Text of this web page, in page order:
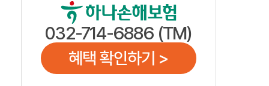
032-714-6886 (TM)
혜택 확인하기 >